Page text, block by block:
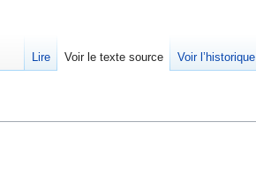
Lire Voir le texte source Voir l’historique